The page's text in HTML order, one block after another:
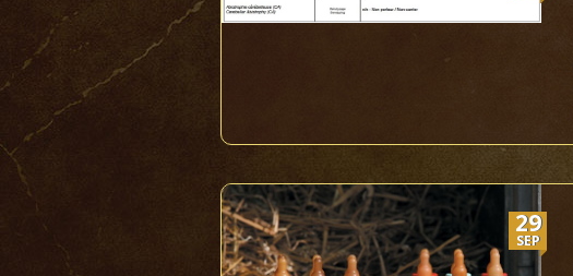
29
SEP